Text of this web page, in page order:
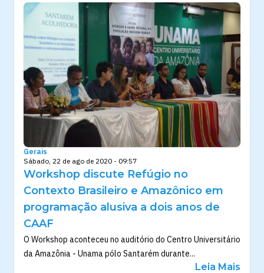
Gerais
Sábado, 22 de ago de 2020 - 09:57
Workshop discute Refúgio no
Contexto Brasileiro e Amazônico em
programação alusiva a dois anos de
CAAF
O Workshop aconteceu no auditório do Centro Universitário
da Amazônia - Unama pólo Santarém durante...
Leia Mais